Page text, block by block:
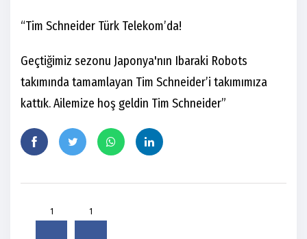
“Tim Schneider Türk Telekom’da!
Geçtiğimiz sezonu Japonya'nın Ibaraki Robots
takımında tamamlayan Tim Schneider’i takımımıza
kattık. Ailemize hoş geldin Tim Schneider”
1 1